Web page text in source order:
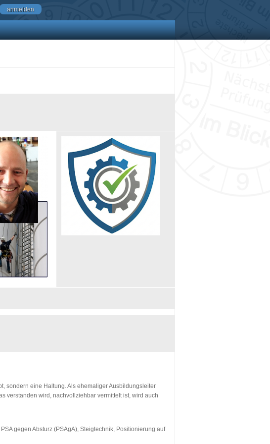
anmelden
sondern eine Haltung. Als ehemaliger Ausbildungsleiter
verstanden wird, nachvollziehbar vermittelt ist, wird auch
gegen Absturz (PSAgA), Steigtechnik, Positionierung auf